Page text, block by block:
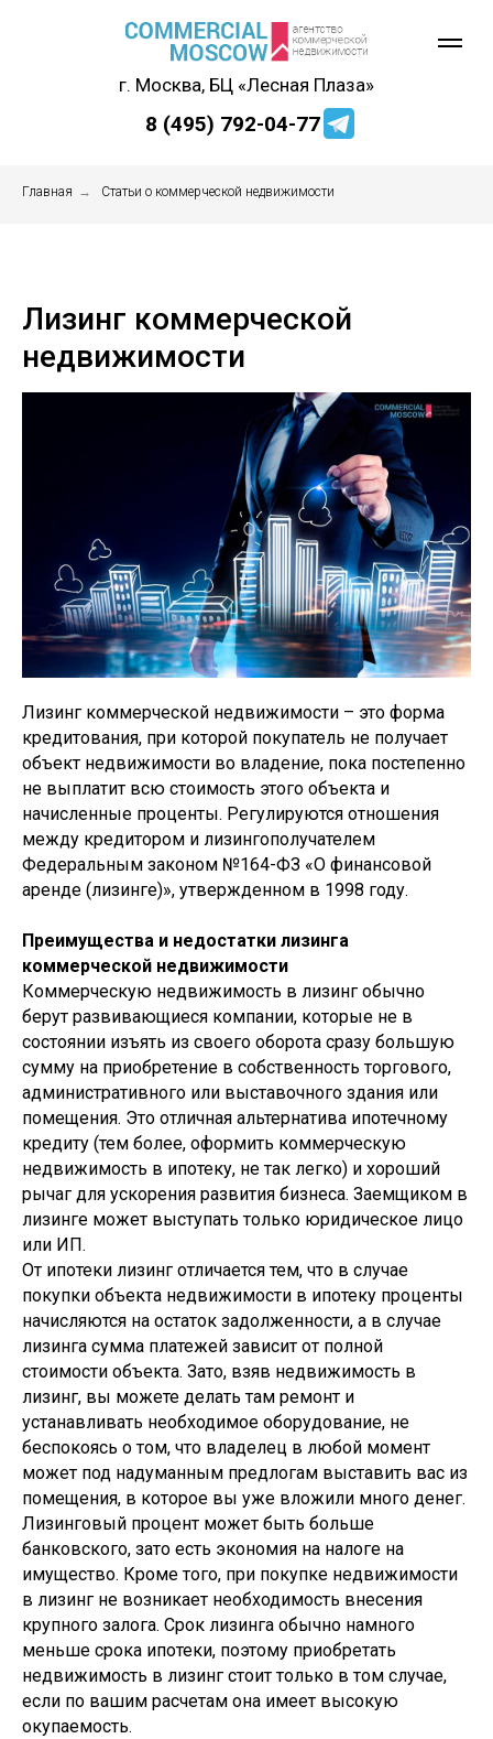
г. Москва, БЦ «Лесная Плаза»
8 (495) 792-04-77
Главная → Статьи о коммерческой недвижимости
Лизинг коммерческой
недвижимости
Лизинг коммерческой недвижимости – это форма
кредитования, при которой покупатель не получает
объект недвижимости во владение, пока постепенно
не выплатит всю стоимость этого объекта и
начисленные проценты. Регулируются отношения
между кредитором и лизингополучателем
Федеральным законом №164-ФЗ «О финансовой
аренде (лизинге)», утвержденном в 1998 году.
Преимущества и недостатки лизинга
коммерческой недвижимости
Коммерческую недвижимость в лизинг обычно
берут развивающиеся компании, которые не в
состоянии изъять из своего оборота сразу большую
сумму на приобретение в собственность торгового,
административного или выставочного здания или
помещения. Это отличная альтернатива ипотечному
кредиту (тем более, оформить коммерческую
недвижимость в ипотеку, не так легко) и хороший
рычаг для ускорения развития бизнеса. Заемщиком в
лизинге может выступать только юридическое лицо
или ИП.
От ипотеки лизинг отличается тем, что в случае
покупки объекта недвижимости в ипотеку проценты
начисляются на остаток задолженности, а в случае
лизинга сумма платежей зависит от полной
стоимости объекта. Зато, взяв недвижимость в
лизинг, вы можете делать там ремонт и
устанавливать необходимое оборудование, не
беспокоясь о том, что владелец в любой момент
может под надуманным предлогам выставить вас из
помещения, в которое вы уже вложили много денег.
Лизинговый процент может быть больше
банковского, зато есть экономия на налоге на
имущество. Кроме того, при покупке недвижимости
в лизинг не возникает необходимость внесения
крупного залога. Срок лизинга обычно намного
меньше срока ипотеки, поэтому приобретать
недвижимость в лизинг стоит только в том случае,
если по вашим расчетам она имеет высокую
окупаемость.